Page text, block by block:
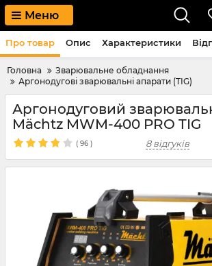
Меню
Головна
Зварювальне обладнання
Аргонодугові зварювальні апарати (TIG)
Аргонодуговий
Mächtz MWM-400 PRO TIG
( 96 ) 8 відгуків
Про товар Опис Характеристики